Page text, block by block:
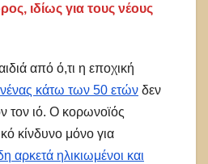
ιδίως για τους νέους
από ό,τι η εποχική
κάτω των 50 ετών δεν
τον ιό. Ο κορωνοϊός
κίνδυνο μόνο για
αρκετά ηλικιωμένοι και